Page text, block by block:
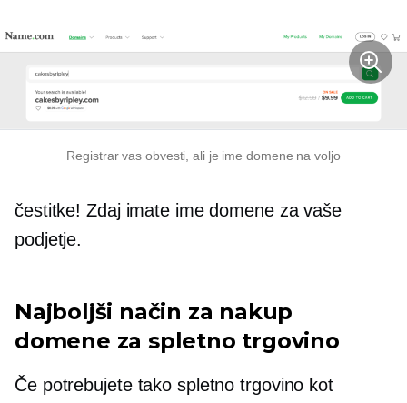
Registrar vas obvesti, ali je ime domene na voljo
čestitke! Zdaj imate ime domene za vaše
podjetje.
Najboljši način za nakup
domene za spletno trgovino
Če potrebujete tako spletno trgovino kot